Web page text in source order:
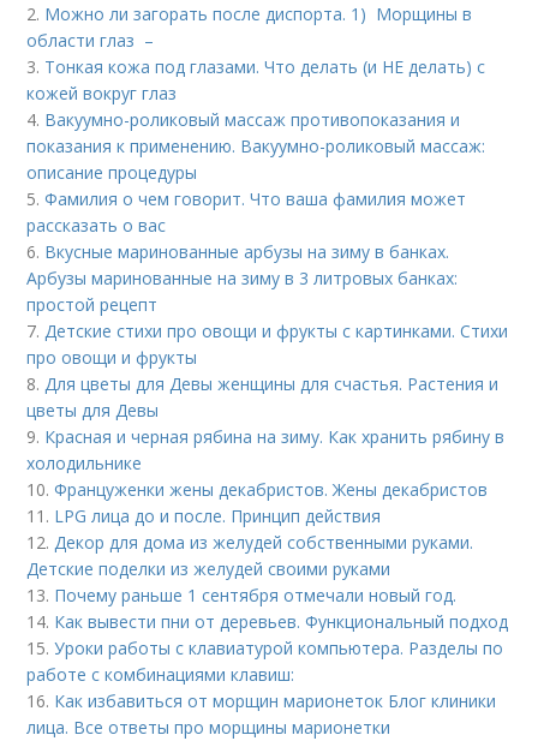
2. Можно ли загорать после диспорта. 1) Морщины в
области глаз –
3. Тонкая кожа под глазами. Что делать (и НЕ делать) с
кожей вокруг глаз
4. Вакуумно-роликовый массаж противопоказания и
показания к применению. Вакуумно-роликовый массаж:
описание процедуры
5.Фамилия о чем говорит. Что ваша фамилия может
рассказать о вас
6. Вкусные маринованные арбузы на зиму в банках.
Арбузы маринованные на зиму в 3 литровых банках:
простой рецепт
7.Детские стихи про овощи и фрукты с картинками. Стихи
про овощи и фрукты
8.Для цветы для Девы женщины для счастья. Растения и
цветы для Девы
9. Красная и черная рябина на зиму. Как хранить рябину в
холодильнике
10.Француженки жены декабристов. Жены декабристов
11. LPG лица до и после. Принцип действия
12.Декор для дома из желудей собственными руками.
Детские поделки из желудей своими руками
13. Почему раньше 1 сентября отмечали новый год.
14. Как вывести пни от деревьев. Функциональный подход
15.Уроки работы с клавиатурой компьютера. Разделы по
работе с комбинациями клавиш:
16. Как избавиться от морщин марионеток Блог клиники
лица. Все ответы про морщины марионетки